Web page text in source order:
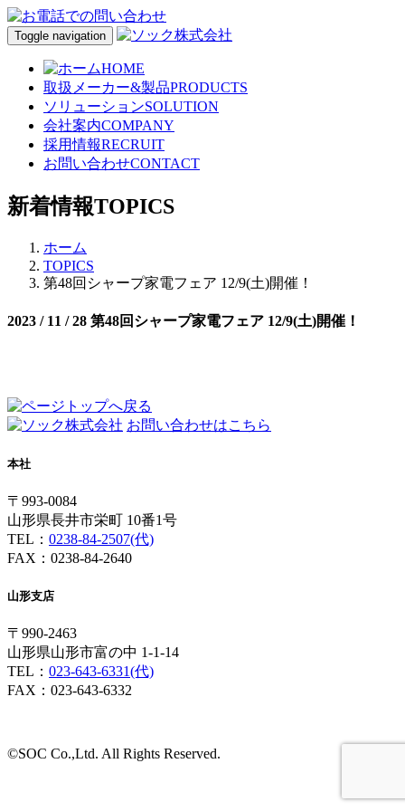
Toggle navigation
HOME
取扱メーカー&製品PRODUCTS
ソリューションSOLUTION
会社案内COMPANY
採用情報RECRUIT
お問い合わせCONTACT
新着情報TOPICS
ホーム
TOPICS
第48回シャープ家電フェア 12/9(土)開催！
2023 / 11 / 28 第48回シャープ家電フェア 12/9(土)開催！
お問い合わせはこちら
本社
〒993-0084
山形県長井市栄町 10番1号
TEL： 0238-84-2507(代)
FAX：0238-84-2640
山形支店
〒990-2463
山形県山形市富の中 1-1-14
TEL： 023-643-6331(代)
FAX：023-643-6332
©SOC Co.,Ltd. All Rights Reserved.